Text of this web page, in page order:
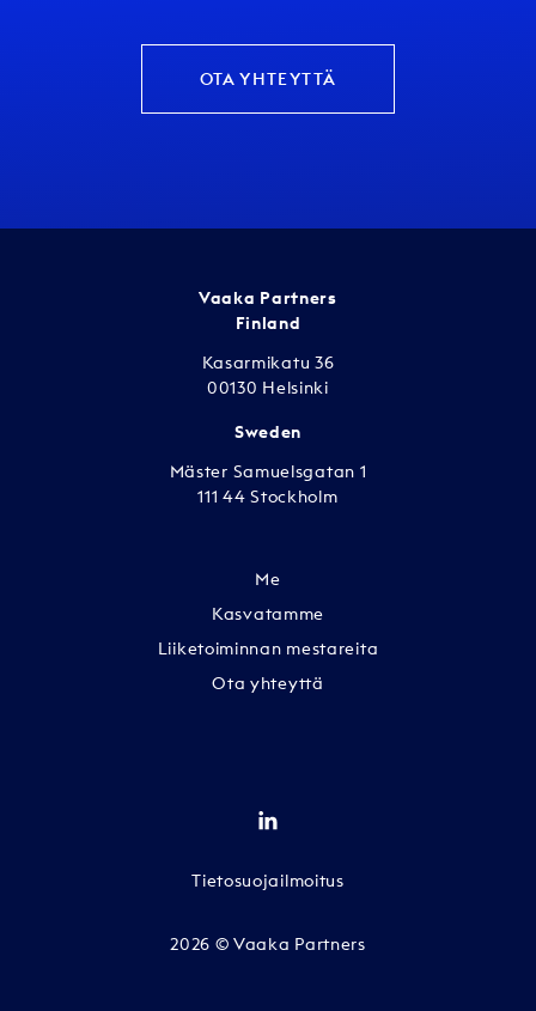
OTA YHTEYTTÄ
Vaaka Partners
Finland
Kasarmikatu 36
00130 Helsinki
Sweden
Mäster Samuelsgatan 1
111 44 Stockholm
Me
Kasvatamme
Liiketoiminnan mestareita
Ota yhteyttä
2026 © Vaaka Partners
Tietosuojailmoitus